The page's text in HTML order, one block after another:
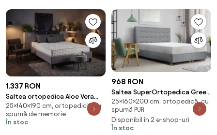
1.337 RON
Saltea ortopedica Aloe Vera
Dual Confort, 140x190x25cm,
Memory 4 cm, 7 zone de
confort, reversibila, fermitate
25×140×190 cm, ortopedică, cu
spumă de memorie
În stoc
968 RON
Saltea SuperOrtopedica Green
Future KONFORTA Max Plus 25
cm, 160x200x25cm, Spuma
poliuretanica elastica, Husa
matlasata, hipoalergenica,
25×160×200 cm, ortopedică, cu
spumă PUR
Disponibil în 2 e-shop-uri
În stoc